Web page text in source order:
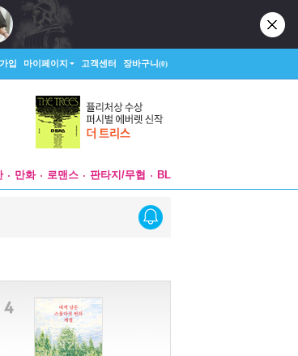
입 마이페이지 고객센터 장바구니(0)
만화 로맨스 판타지/무협 BL